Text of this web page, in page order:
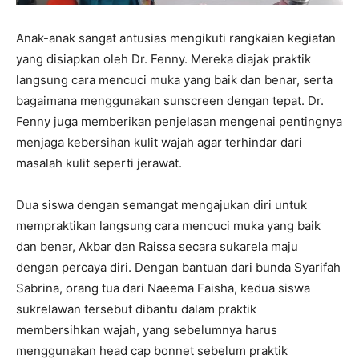
Anak-anak sangat antusias mengikuti rangkaian kegiatan
yang disiapkan oleh Dr. Fenny. Mereka diajak praktik
langsung cara mencuci muka yang baik dan benar, serta
bagaimana menggunakan sunscreen dengan tepat. Dr.
Fenny juga memberikan penjelasan mengenai pentingnya
menjaga kebersihan kulit wajah agar terhindar dari
masalah kulit seperti jerawat.
Dua siswa dengan semangat mengajukan diri untuk
mempraktikan langsung cara mencuci muka yang baik
dan benar, Akbar dan Raissa secara sukarela maju
dengan percaya diri. Dengan bantuan dari bunda Syarifah
Sabrina, orang tua dari Naeema Faisha, kedua siswa
sukrelawan tersebut dibantu dalam praktik
membersihkan wajah, yang sebelumnya harus
menggunakan head cap bonnet sebelum praktik